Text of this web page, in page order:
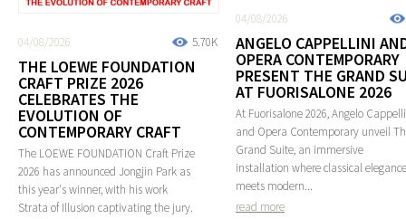
5.70K
04/08/2026
THE LOEWE FOUNDATION
CRAFT PRIZE 2026
CELEBRATES THE
EVOLUTION OF
CONTEMPORARY CRAFT
The LOEWE FOUNDATION Craft Prize
2026 has announced Jongjin Park as
this year's winner, with his work
Strata of Illusion captivating the jury.
04/08/2026
ANGELO CAPPELLINI
OPERA CONTEMPORARY
PRESENT THE GRAND
AT FUORISALONE 2026
At Fuorisalone 2026, Angelo
and Opera Contemporary unveil
Grand Suite, an immersive
installation where classical elegance
meets modern...
read more